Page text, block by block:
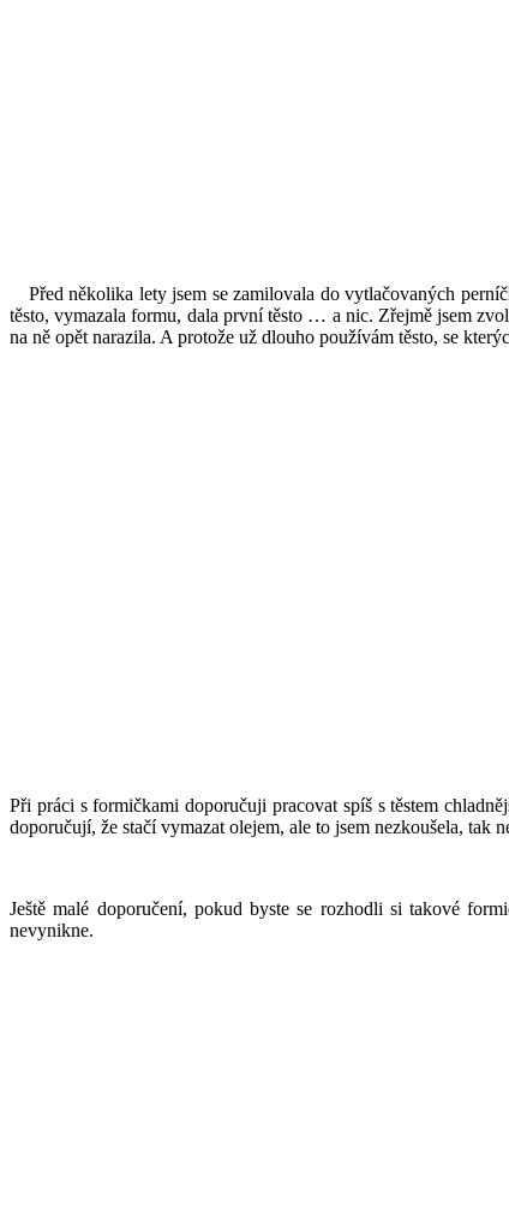
Před několika lety jsem se zamilovala do vytlačovaných
těsto, vymazala formu, dala první těsto … a nic. Zřejmě jsem
na ně opět narazila. A protože už dlouho používám těsto, se
Při práci s formičkami doporučuji pracovat spíš s těstem
doporučují, že stačí vymazat olejem, ale to jsem nezkoušela, tak
Ještě malé doporučení, pokud byste se rozhodli si takové
nevynikne.